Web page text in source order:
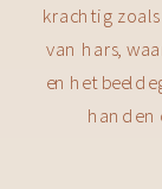
krachtig
van hars,
en het beeld
hand en